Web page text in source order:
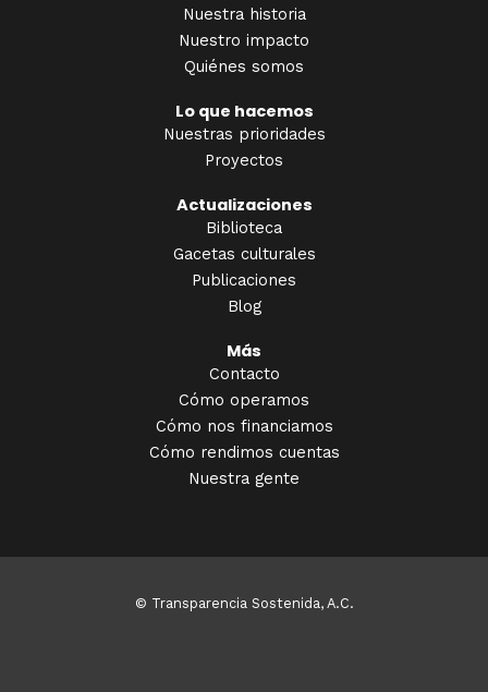
Nuestra historia
Nuestro impacto
Quiénes somos
Lo que hacemos
Nuestras prioridades
Proyectos
Actualizaciones
Biblioteca
Gacetas culturales
Publicaciones
Blog
Más
Contacto
Cómo operamos
Cómo nos financiamos
Cómo rendimos cuentas
Nuestra gente
© Transparencia Sostenida, A.C.